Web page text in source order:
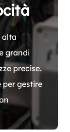
alta
grandi
precise.
gestire